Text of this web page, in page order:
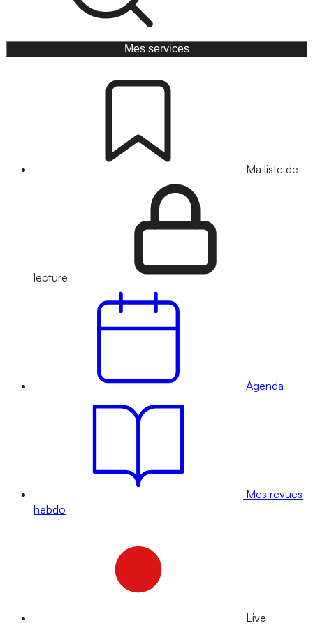
Mes services
Ma liste de
lecture
Agenda
Mes revues
hebdo
Live